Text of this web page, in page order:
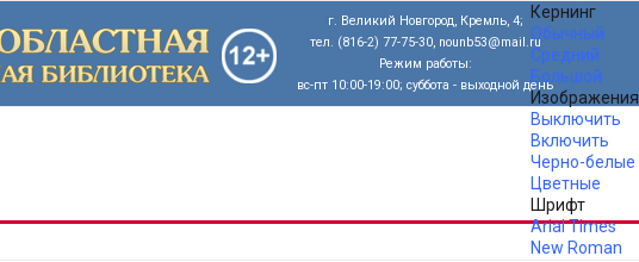
г. Великий Новгород, Кремль, 4;
тел. (816-2) 77-75-30, nounb53@mail.ru
Режим работы:
вс-пт 10:00-19:00; суббота - выходной день
Кернинг
Обычный
Средний
Большой
Изображения
Выключить
Включить
Черно-белые
Цветные
Шрифт
ArialTimes
New Roman